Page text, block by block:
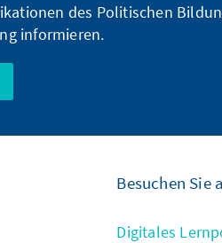
des Politischen
informieren.
Besuchen Sie
Digitales